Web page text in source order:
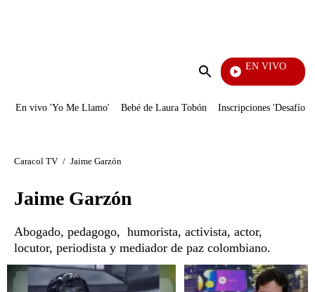
Enviar
EN VIVO
Mi Pecado
En vivo 'Yo Me Llamo' Bebé de Laura Tobón Inscripciones 'Desafío'
Caracol TV / Jaime Garzón
Jaime Garzón
Abogado, pedagogo, ​ humorista, activista, actor,
locutor, periodista y mediador de paz colombiano.